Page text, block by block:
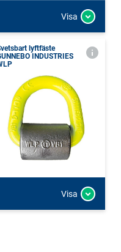
Visa
lyftfäste
INDUSTRIES
Visa